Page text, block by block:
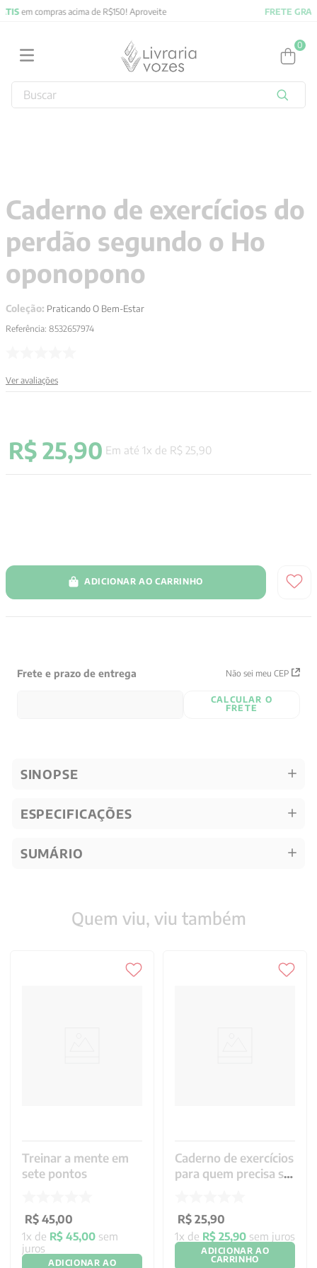
FRETE GRATISem compras acima de R$150! Aproveite
0
Buscar
Caderno de exercícios do
perdão segundo o Ho
oponopono
Coleção: Praticando O Bem-Estar
Referência: 8532657974
Ver avaliações
R$ 25,90 Em até 1x de R$ 25 90
ADICIONAR AO CARRINHO
Frete e prazo de entrega Não sei meu CEP
CALCULAR O
FRETE
SINOPSE
ESPECIFICAÇÕES
SUMÁRIO
Quem viu, viu também
Treinar a mente em
sete pontos
R$ 45,00
1x de R$ 45,00 sem
juros
ADICIONAR AO
Caderno de exercícios
para quem precisa se
R$ 25,90
1x de R$ 25,90 sem juros
ADICIONAR AO
CARRINHO
4 º jung
5º byung chul han
7º biblia
8º anselm grun
9º